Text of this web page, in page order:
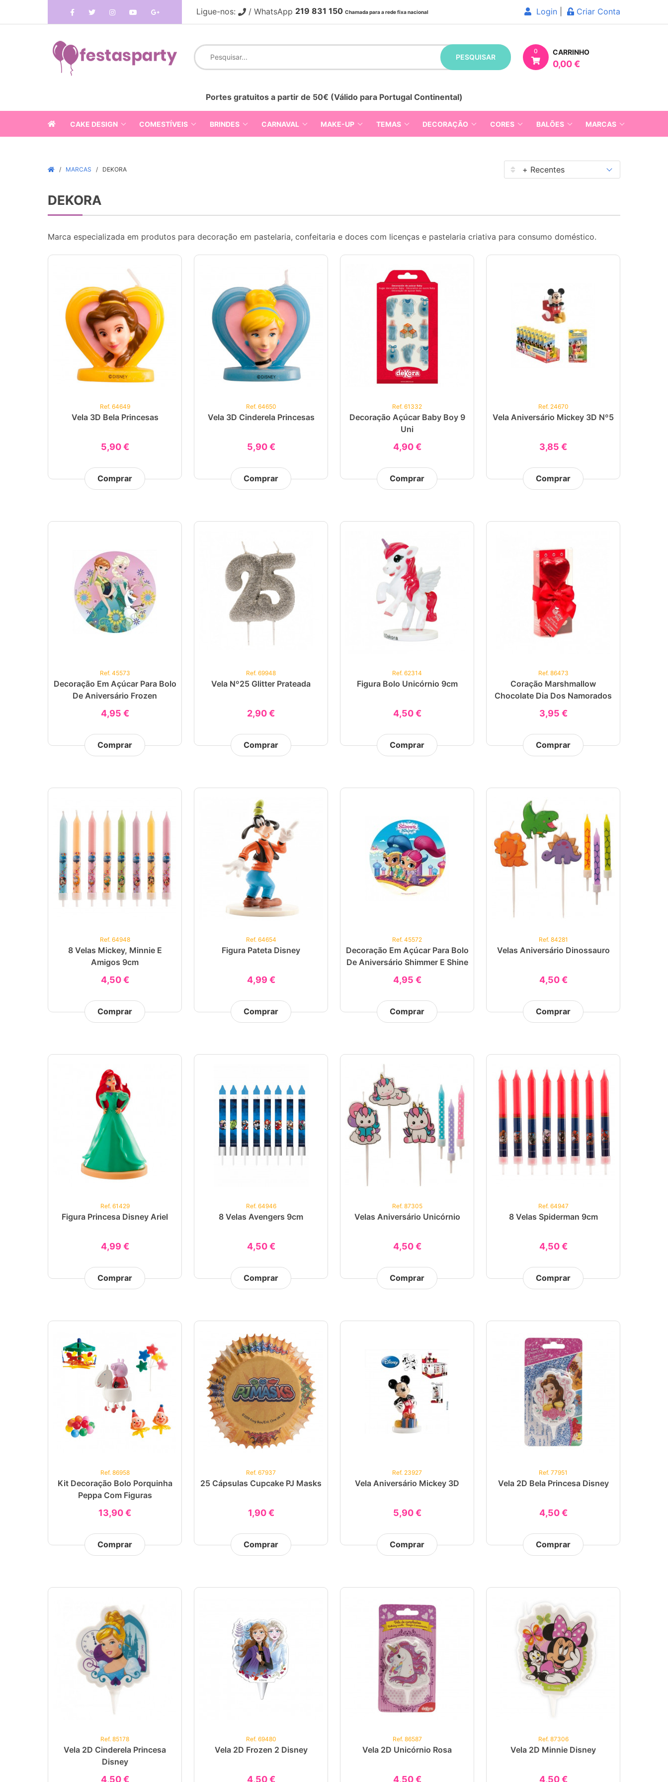
Ligue-nos: / WhatsApp 219 831 150 Chamada para a rede fixa nacional Login Criar Conta
PESQUISAR
0 CARRINHO
0,00 €
Portes gratuitos a partir de 50€ (Válido para Portugal Continental)
CAKE DESIGN COMESTÍVEIS BRINDES CARNAVAL MAKE-UP TEMAS DECORAÇÃO CORES BALÕES MARCAS
MARCAS DEKORA
DEKORA
Marca especializada em produtos para decoração em pastelaria, confeitaria e doces com licenças e pastelaria criativa para consumo doméstico.
Ref. 64649
Vela 3D Bela Princesas
5,90 €
Comprar
Ref. 64650
Vela 3D Cinderela Princesas
5,90 €
Comprar
Ref. 61332
Decoração Açúcar Baby Boy 9
Uni
4,90 €
Comprar
Ref. 24670
Vela Aniversário Mickey 3D Nº5
3,85 €
Comprar
Ref. 45573
Decoração Em Açúcar Para Bolo
De Aniversário Frozen
4,95 €
Comprar
Ref. 69948
Vela Nº25 Glitter Prateada
2,90 €
Comprar
Ref. 62314
Figura Bolo Unicórnio 9cm
4,50 €
Comprar
Ref. 86473
Coração Marshmallow
Chocolate Dia Dos Namorados
3,95 €
Comprar
Ref. 64948
8 Velas Mickey, Minnie E
Amigos 9cm
4,50 €
Comprar
Ref. 64654
Figura Pateta Disney
4,99 €
Comprar
Ref. 45572
Decoração Em Açúcar Para Bolo
De Aniversário Shimmer E Shine
4,95 €
Comprar
Ref. 84281
Velas Aniversário Dinossauro
4,50 €
Comprar
Ref. 61429
Figura Princesa Disney Ariel
4,99 €
Comprar
Ref. 64946
8 Velas Avengers 9cm
4,50 €
Comprar
Ref. 87305
Velas Aniversário Unicórnio
4,50 €
Comprar
Ref. 64947
8 Velas Spiderman 9cm
4,50 €
Comprar
Ref. 86958
Kit Decoração Bolo Porquinha
Peppa Com Figuras
13,90 €
Comprar
Ref. 67937
25 Cápsulas Cupcake PJ Masks
1,90 €
Comprar
Ref. 23927
Vela Aniversário Mickey 3D
5,90 €
Comprar
Ref. 77951
Vela 2D Bela Princesa Disney
4,50 €
Comprar
Ref. 85178
Vela 2D Cinderela Princesa
Disney
4,50 €
Ref. 69480
Vela 2D Frozen 2 Disney
4,50 €
Ref. 86587
Vela 2D Unicórnio Rosa
4,50 €
Ref. 87306
Vela 2D Minnie Disney
4,50 €